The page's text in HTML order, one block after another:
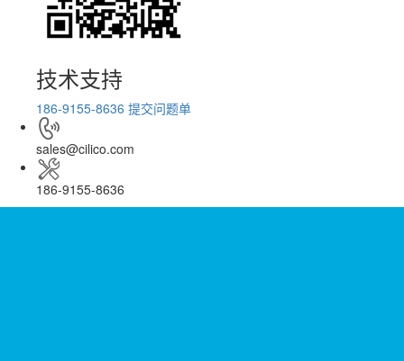
技术支持
186-9155-8636 提交问题单
sales@cilico.com
186-9155-8636